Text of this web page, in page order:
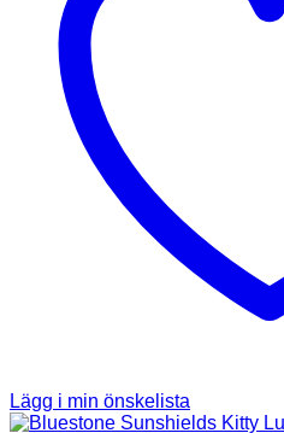
Lägg i min önskelista